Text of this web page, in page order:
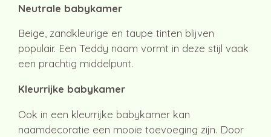
Neutrale babykamer
Beige, zandkleurige en taupe tinten blijven
populair. Een Teddy naam vormt in deze stijl vaak
een prachtig middelpunt.
Kleurrijke babykamer
Ook in een kleurrijke babykamer kan
naamdecoratie een mooie toevoeging zijn. Door